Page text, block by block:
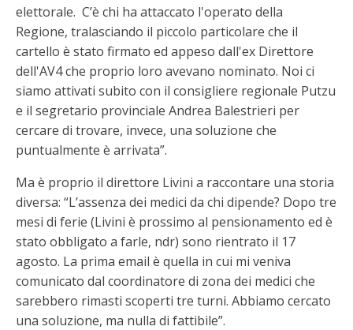
elettorale. C’è chi ha attaccato l'operato della
Regione, tralasciando il piccolo particolare che il
cartello è stato firmato ed appeso dall'ex Direttore
dell'AV4 che proprio loro avevano nominato. Noi ci
siamo attivati subito con il consigliere regionale Putzu
e il segretario provinciale Andrea Balestrieri per
cercare di trovare, invece, una soluzione che
puntualmente è arrivata”.
Ma è proprio il direttore Livini a raccontare una storia
diversa: “L’assenza dei medici da chi dipende? Dopo tre
mesi di ferie (Livini è prossimo al pensionamento ed è
stato obbligato a farle, ndr) sono rientrato il 17
agosto. La prima email è quella in cui mi veniva
comunicato dal coordinatore di zona dei medici che
sarebbero rimasti scoperti tre turni. Abbiamo cercato
una soluzione, ma nulla di fattibile”.